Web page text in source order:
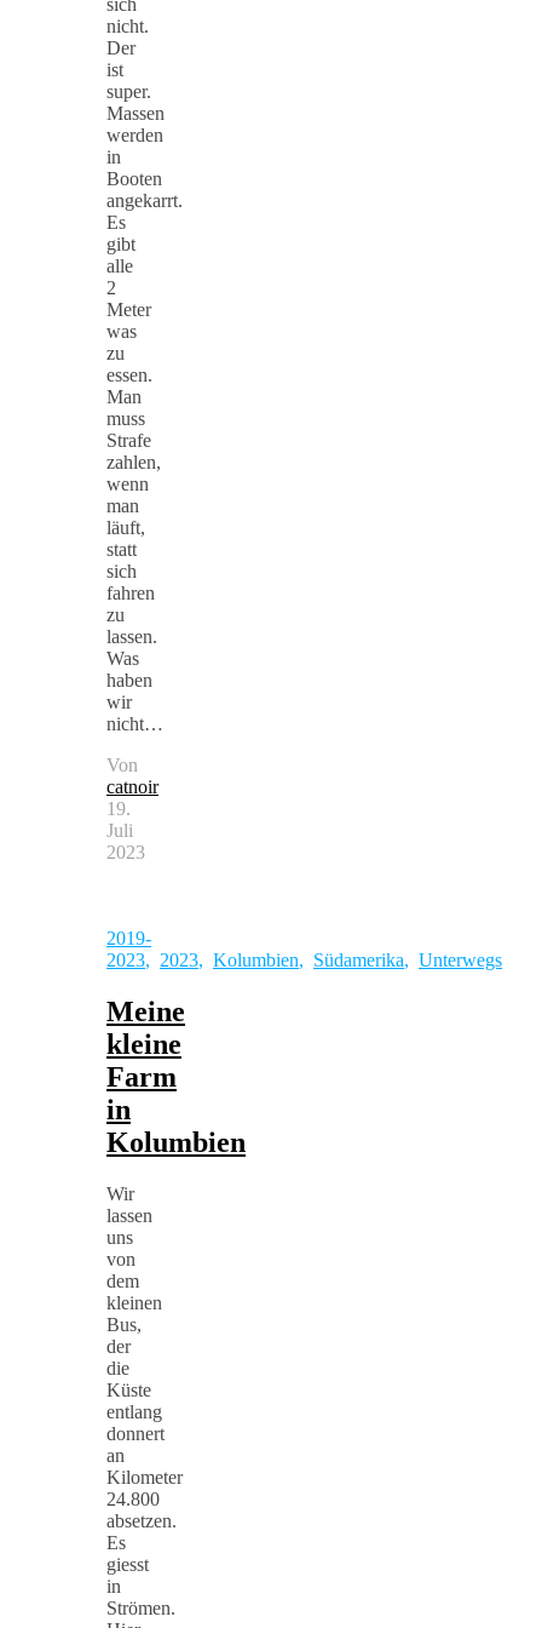
sich
nicht.
Der
ist
super.
Massen
werden
in
Booten
angekarrt.
Es
gibt
alle
2
Meter
was
zu
essen.
Man
muss
Strafe
zahlen,
wenn
man
läuft,
statt
sich
fahren
zu
lassen.
Was
haben
wir
nicht…
Von
catnoir
19.
Juli
2023
2019-
2023, 2023, Kolumbien, Südamerika, Unterwegs
Meine
kleine
Farm
in
Kolumbien
Wir
lassen
uns
von
dem
kleinen
Bus,
der
die
Küste
entlang
donnert
an
Kilometer
24.800
absetzen.
Es
giesst
in
Strömen.